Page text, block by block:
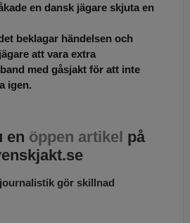
en dansk jägare skjuta en
beklagar händelsen och
att vara extra
med gåsjakt för att inte
igen.
en öppen artikel på
gör skillnad